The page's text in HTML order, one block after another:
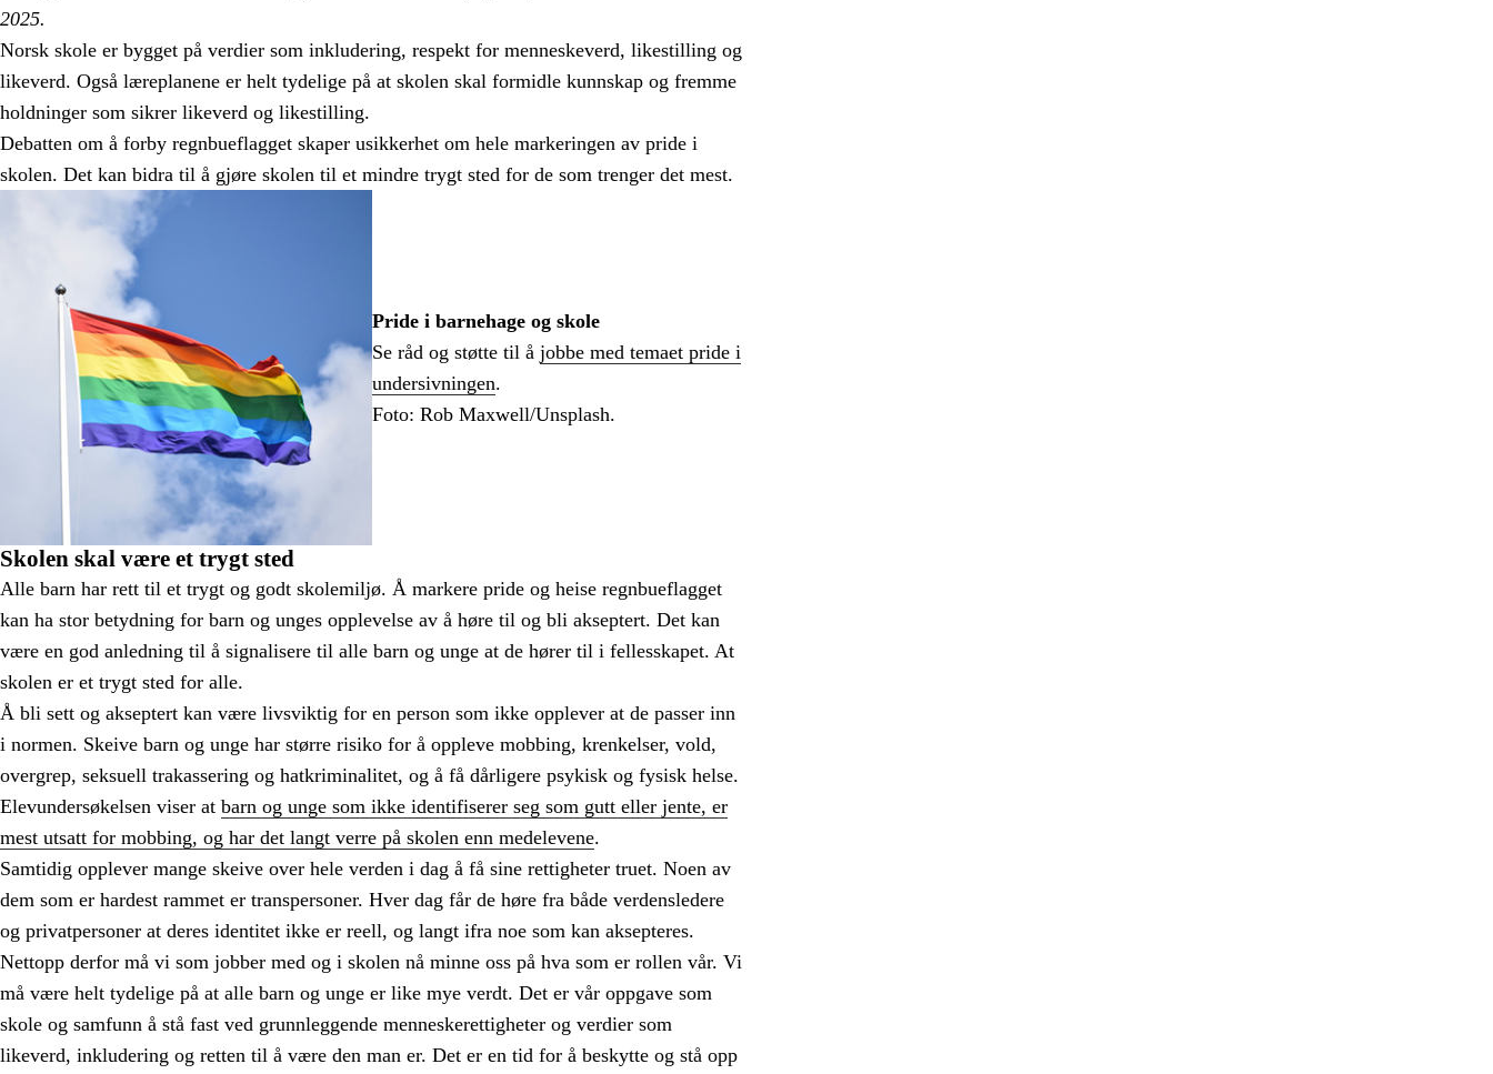
2025.
Norsk skole er bygget på verdier som inkludering, respekt for menneskeverd, likestilling og
likeverd. Også læreplanene er helt tydelige på at skolen skal formidle kunnskap og fremme
holdninger som sikrer likeverd og likestilling.
Debatten om å forby regnbueflagget skaper usikkerhet om hele markeringen av pride i
skolen. Det kan bidra til å gjøre skolen til et mindre trygt sted for de som trenger det mest.
Pride i barnehage og skole
Se råd og støtte til å jobbe med temaet pride i
undersivningen.
Foto: Rob Maxwell/Unsplash.
Skolen skal være et trygt sted
Alle barn har rett til et trygt og godt skolemiljø. Å markere pride og heise regnbueflagget
kan ha stor betydning for barn og unges opplevelse av å høre til og bli akseptert. Det kan
være en god anledning til å signalisere til alle barn og unge at de hører til i fellesskapet. At
skolen er et trygt sted for alle.
Å bli sett og akseptert kan være livsviktig for en person som ikke opplever at de passer inn
i normen. Skeive barn og unge har større risiko for å oppleve mobbing, krenkelser, vold,
overgrep, seksuell trakassering og hatkriminalitet, og å få dårligere psykisk og fysisk helse.
Elevundersøkelsen viser at barn og unge som ikke identifiserer seg som gutt eller jente, er
mest utsatt for mobbing, og har det langt verre på skolen enn medelevene.
Samtidig opplever mange skeive over hele verden i dag å få sine rettigheter truet. Noen av
dem som er hardest rammet er transpersoner. Hver dag får de høre fra både verdensledere
og privatpersoner at deres identitet ikke er reell, og langt ifra noe som kan aksepteres.
Nettopp derfor må vi som jobber med og i skolen nå minne oss på hva som er rollen vår. Vi
må være helt tydelige på at alle barn og unge er like mye verdt. Det er vår oppgave som
skole og samfunn å stå fast ved grunnleggende menneskerettigheter og verdier som
likeverd, inkludering og retten til å være den man er. Det er en tid for å beskytte og stå opp